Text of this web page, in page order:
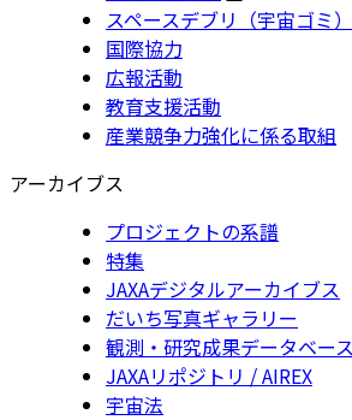
スペースデブリ（宇宙ゴミ
国際協力
広報活動
教育支援活動
産業競争力強化に係る取組
アーカイブス
プロジェクトの系譜
特集
JAXAデジタルアーカイブス
だいち写真ギャラリー
観測・研究成果データベース
JAXAリポジトリ / AIREX
宇宙法